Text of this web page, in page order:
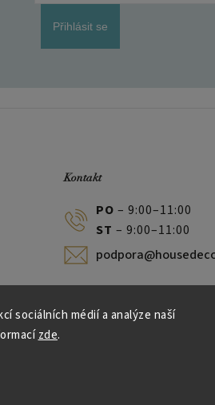
sociálních médií a analýze naší
zde.
Přihlásit se
Kontakt
PO – 9:00–11:00
ST – 9:00–11:00